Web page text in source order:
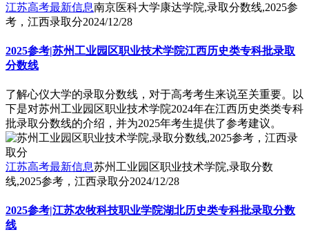
江苏高考最新信息南京医科大学康达学院,录取分数线,2025参
考，江西录取分2024/12/28
2025参考|苏州工业园区职业技术学院江西历史类专科批录取
分数线
了解心仪大学的录取分数线，对于高考考生来说至关重要。以
下是对苏州工业园区职业技术学院2024年在江西历史类类专科
批录取分数线的介绍，并为2025年考生提供了参考建议。
江苏高考最新信息苏州工业园区职业技术学院,录取分数
线,2025参考，江西录取分2024/12/28
2025参考|江苏农牧科技职业学院湖北历史类专科批录取分数
线